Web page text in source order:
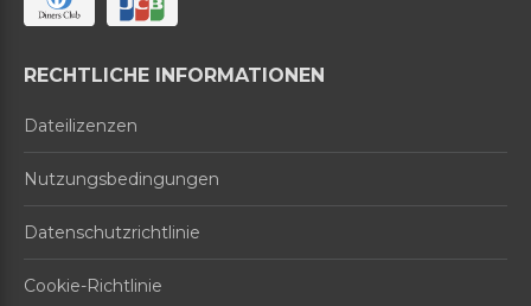
RECHTLICHE INFORMATIONEN
Dateilizenzen
Nutzungsbedingungen
Datenschutzrichtlinie
Cookie-Richtlinie